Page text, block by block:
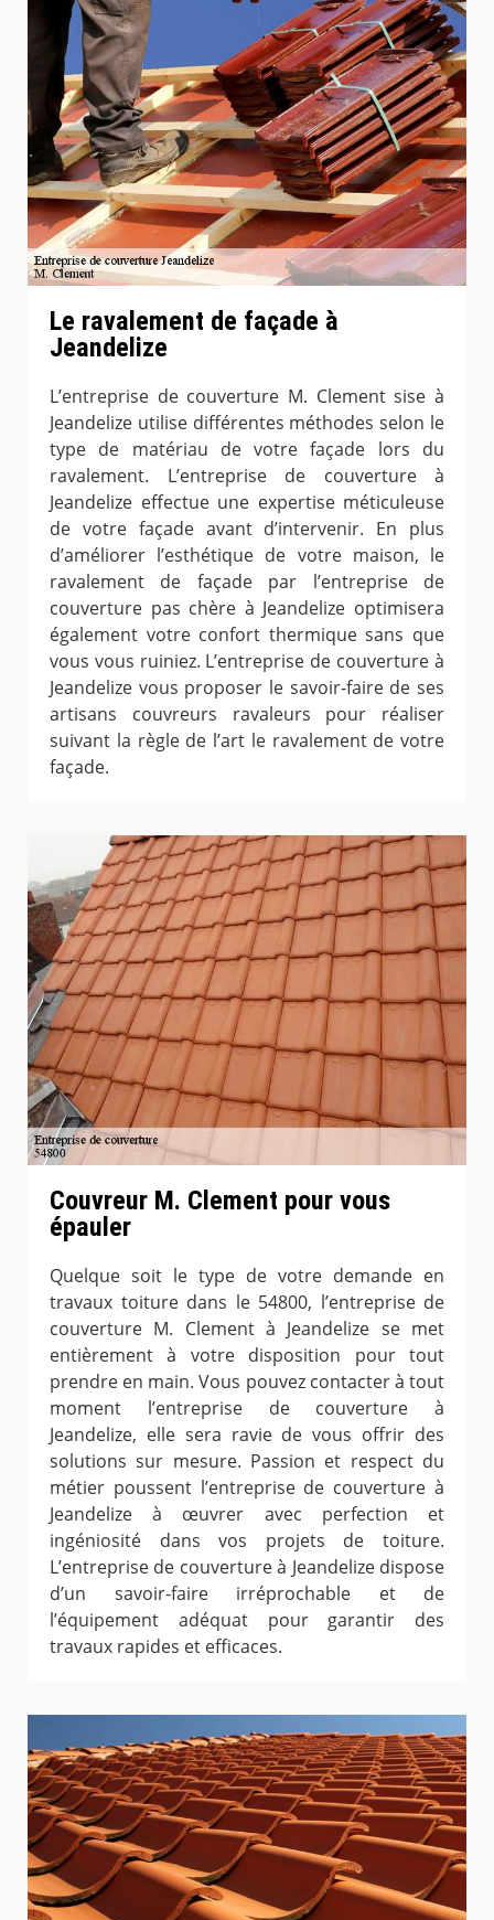
Le ravalement de façade à
Jeandelize
L’entreprise de couverture M. Clement sise à
Jeandelize utilise différentes méthodes selon le
type de matériau de votre façade lors du
ravalement. L’entreprise de couverture à
Jeandelize effectue une expertise méticuleuse
de votre façade avant d’intervenir. En plus
d’améliorer l’esthétique de votre maison, le
ravalement de façade par l’entreprise de
couverture pas chère à Jeandelize optimisera
également votre confort thermique sans que
vous vous ruiniez. L’entreprise de couverture à
Jeandelize vous proposer le savoir-faire de ses
artisans couvreurs ravaleurs pour réaliser
suivant la règle de l’art le ravalement de votre
façade.
Couvreur M. Clement pour vous
épauler
Quelque soit le type de votre demande en
travaux toiture dans le 54800, l’entreprise de
couverture M. Clement à Jeandelize se met
entièrement à votre disposition pour tout
prendre en main. Vous pouvez contacter à tout
moment l’entreprise de couverture à
Jeandelize, elle sera ravie de vous offrir des
solutions sur mesure. Passion et respect du
métier poussent l’entreprise de couverture à
Jeandelize à œuvrer avec perfection et
ingéniosité dans vos projets de toiture.
L’entreprise de couverture à Jeandelize dispose
d’un savoir-faire irréprochable et de
l’équipement adéquat pour garantir des
travaux rapides et efficaces.